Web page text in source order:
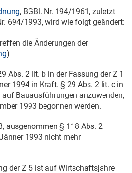
, BGBl. Nr. 194/1961, zuletzt
694/1993, wird wie folgt geändert:
die Änderungen der
)
Abs. 2 lit. b in der Fassung der Z 1
1994 in Kraft. § 29 Abs. 2 lit. c in
auf Bauausführungen anzuwenden,
1993 begonnen werden.
ausgenommen § 118 Abs. 2
1993 nicht mehr
der Z 5 ist auf Wirtschaftsjahre